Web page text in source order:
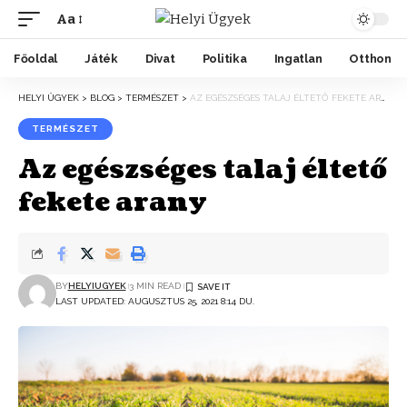
Aa
Főoldal Játék Divat Politika Ingatlan Otthon
HELYI ÜGYEK > BLOG > TERMÉSZET > AZ EGÉSZSÉGES TALAJ ÉLTETŐ FEKETE ARANY
TERMÉSZET
Az egészséges talaj éltető
fekete arany
LAST UPDATED: AUGUSZTUS 25, 2021 8:14 DU.
BYHELYIUGYEK 3 MIN READ